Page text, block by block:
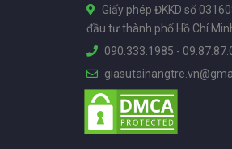
Giấy phép ĐKKD số
đầu tư thành phố Hồ Chí
090.333.1985 -